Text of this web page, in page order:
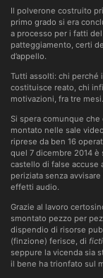
Il polverone costruito
primo grado si era
a processo per i fatti
patteggiamento, certi
d’appello.
Tutti assolti: chi perché
costituisce reato, chi
motivazioni, fra tre mesi.
Si spera comunque
montato nelle sale
riprese da ben 16
quel 7 dicembre 2014
castello di false accuse
periziata senza
effetti audio.
Grazie al lavoro
smontato pezzo per
dispendio di risorse
(finzione) ferisce, di
seppure la vicenda sia
il bene ha trionfato sul